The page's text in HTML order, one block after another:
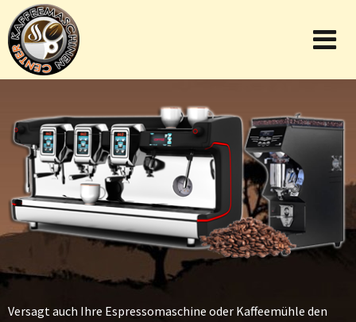
Versagt auch Ihre Espressomaschine oder Kaffeemühle den